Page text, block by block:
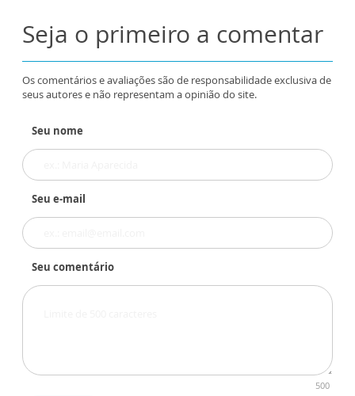
Seja o primeiro a comentar
Os comentários e avaliações são de responsabilidade exclusiva de
seus autores e não representam a opinião do site.
Seu nome
Seu e-mail
Seu comentário
500